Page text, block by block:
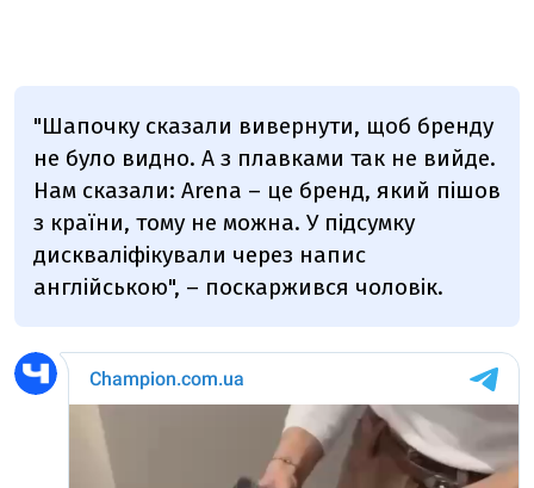
"Шапочку сказали вивернути, щоб бренду
не було видно. А з плавками так не вийде.
Нам сказали: Arena – це бренд, який пішов
з країни, тому не можна. У підсумку
дискваліфікували через напис
англійською", – поскаржився чоловік.